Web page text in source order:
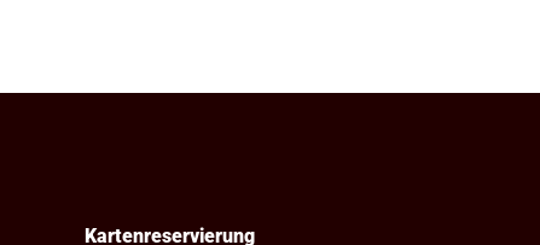
Kartenreservierung